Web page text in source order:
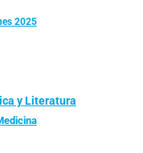
2025
y Literatura